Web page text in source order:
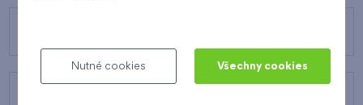
Nutné cookies Všechny cookies